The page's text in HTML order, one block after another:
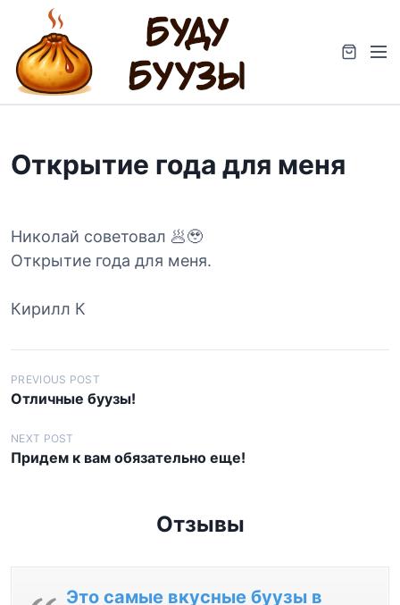
M
Открытие года для меня
Николай советовал 🥟🥹
Открытие года для меня.
Кирилл К
Н
а
в
и
и
PREVIOUS POST
Отличные буузы!
NEXT POST
Придем к вам обязательно еще!
Отзывы
Это самые вкусные буузы в